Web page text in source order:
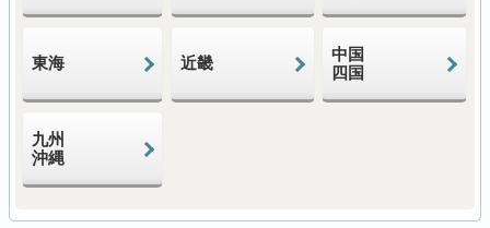
東海 近畿
中国
四国
九州
沖縄